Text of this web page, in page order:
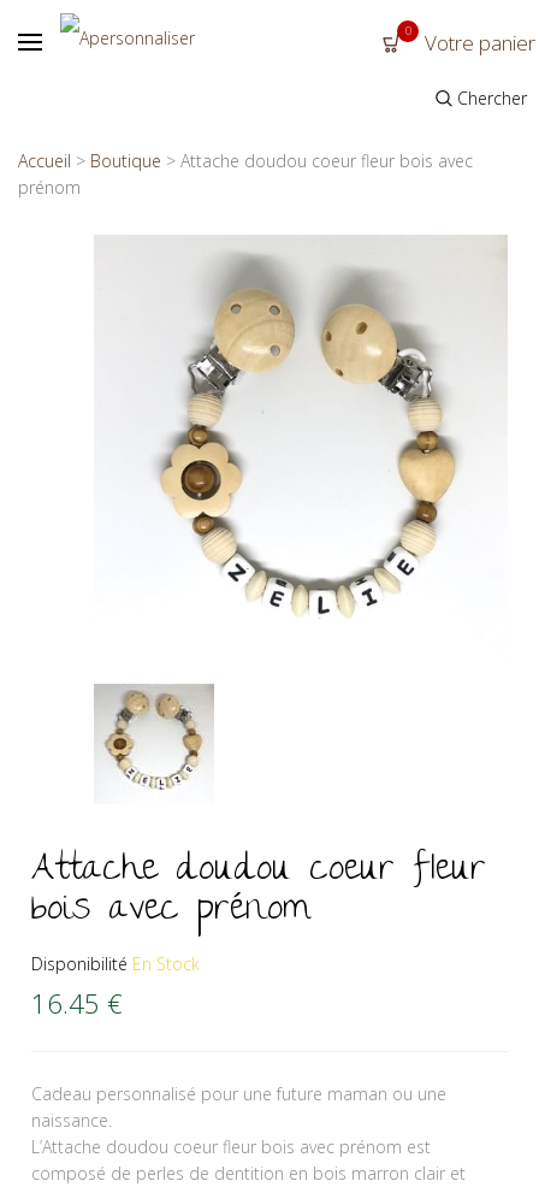
0 Votre panier
Chercher
Accueil > Boutique > Attache doudou coeur fleur bois avec
prénom
Attache doudou coeur fleur
bois avec prénom
Disponibilité En Stock
16.45 €
Cadeau personnalisé pour une future maman ou une
naissance.
L’Attache doudou coeur fleur bois avec prénom est
composé de perles de dentition en bois marron clair et